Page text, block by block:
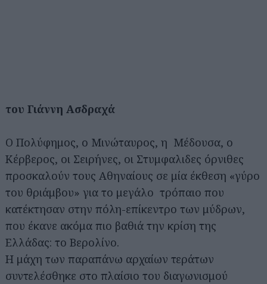
του Γιάννη Ασδραχά
Ο Πολύφημος, ο Μινώταυρος, η Μέδουσα, ο
Κέρβερος, οι Σειρήνες, οι Στυμφαλιδες όρνιθες
προσκαλούν τους Αθηναίους σε μία έκθεση «γύρο
του θριάμβου» για το μεγάλο τρόπαιο που
κατέκτησαν στην πόλη-επίκεντρο των μύδρων,
που έκανε ακόμα πιο βαθιά την κρίση της
Ελλάδας: το Βερολίνο.
Η μάχη των παραπάνω αρχαίων τεράτων
συντελέσθηκε στο πλαίσιο του διαγωνισμού